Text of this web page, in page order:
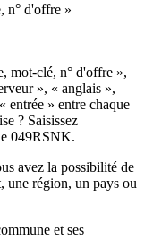
n° d'offre »
mot-clé, n° d'offre »,
», « anglais »,
entrée » entre chaque
? Saisissez
049RSNK.
avez la possibilité de
une région, un pays ou
et ses